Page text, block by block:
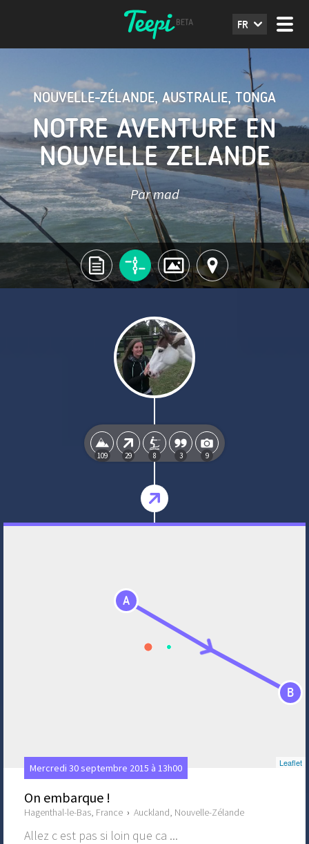
FR
NOUVELLE-ZÉLANDE, AUSTRALIE, TONGA
NOTRE AVENTURE EN
NOUVELLE ZELANDE
Par mad
109 29 8 3 9
A
B
Leaflet
Mercredi 30 septembre 2015 à 13h00
On embarque !
Hagenthal-le-Bas, France › Auckland, Nouvelle-Zélande
Allez c est pas si loin que ca ...